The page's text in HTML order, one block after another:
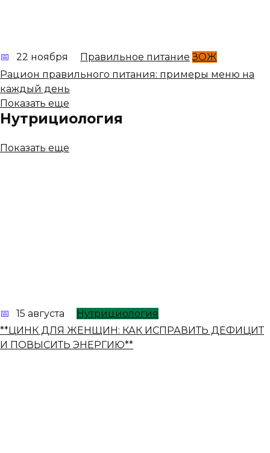
22 ноября Правильное питание ЗОЖ
Рацион правильного питания: примеры меню на
каждый день
Показать еще
Нутрициология
Показать еще
15 августа
Нутрициология
**ЦИНК ДЛЯ ЖЕНЩИН: КАК ИСПРАВИТЬ ДЕФИЦИТ
И ПОВЫСИТЬ ЭНЕРГИЮ**